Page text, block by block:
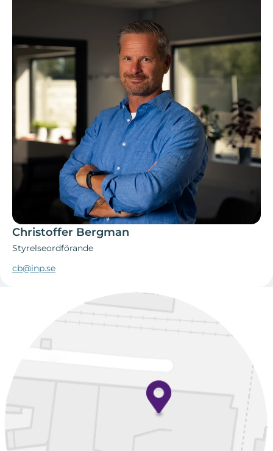
Christoffer Bergman
Styrelseordförande
cb@inp.se